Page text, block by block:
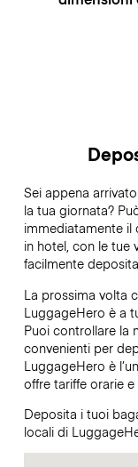
Sei appena
la tua giornata?
immediatamente
in hotel, con le tue
facilmente
La prossima volta
LuggageHero è a
Puoi controllare la
convenienti per
LuggageHero è
offre tariffe orarie
Deposita i tuoi
locali di